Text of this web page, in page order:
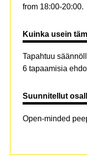
from 18:00-20:00.
Kuinka usein
Tapahtuu
6 tapaamisia
Suunnitellut
Open-minded